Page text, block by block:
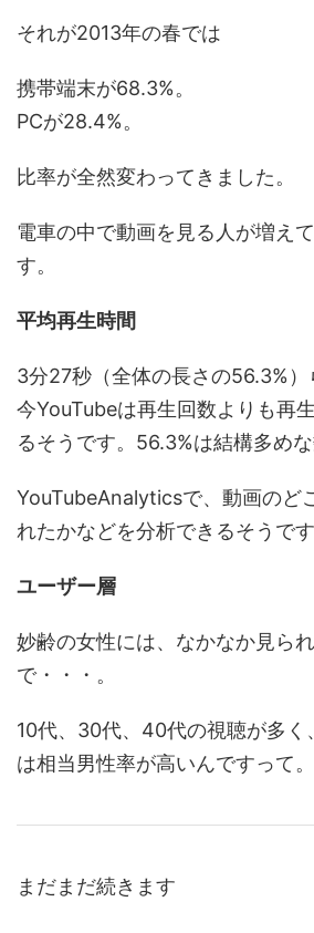
それが2013年の春では
携帯端末が68.3%。
PCが28.4%。
比率が全然変わってきました。
電車の中で動画を見る人が増え
す。
平均再生時間
3分27秒（全体の長さの56.3%）
今YouTubeは再生回数よりも再
るそうです。56.3%は結構多めな
YouTubeAnalyticsで、動画のど
れたかなどを分析できるそうです
ユーザー層
妙齢の女性には、なかなか見ら
で・・・。
10代、30代、40代の視聴が多く
は相当男性率が高いんですって。
まだまだ続きます